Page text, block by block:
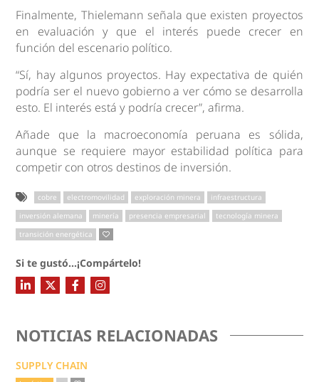
Finalmente, Thielemann señala que existen proyectos
en evaluación y que el interés puede crecer en
función del escenario político.
“Sí, hay algunos proyectos. Hay expectativa de quién
podría ser el nuevo gobierno a ver cómo se desarrolla
esto. El interés está y podría crecer”, afirma.
Añade que la macroeconomía peruana es sólida,
aunque se requiere mayor estabilidad política para
competir con otros destinos de inversión.
cobre electromovilidad exploración minera
infraestructura
inversión alemana
minería presencia empresarial
tecnología minera
transición energética
Si te gustó...¡Compártelo!
NOTICIAS RELACIONADAS
SUPPLY CHAIN